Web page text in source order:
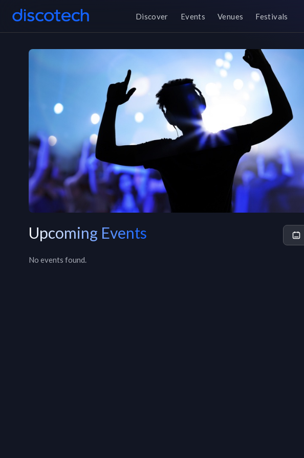
Discover Events Venues Festivals
Upcoming Events
No events found.